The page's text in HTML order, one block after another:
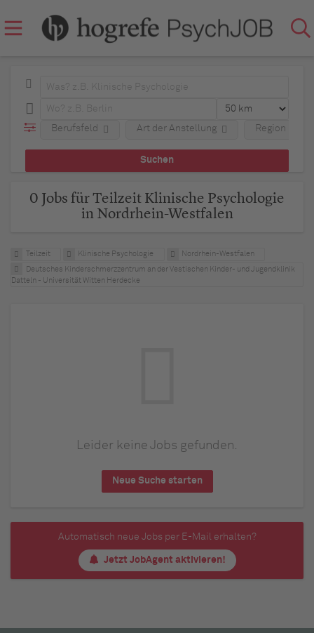
Berufsfeld Art der Anstellung Region
0 Jobs für Teilzeit Klinische Psychologie
in Nordrhein-Westfalen
Teilzeit Klinische Psychologie
Nordrhein-Westfalen
Deutsches Kinderschmerzzentrum an der Vestischen Kinder- und Jugendklinik
Datteln - Universität Witten Herdecke
Leider keine Jobs gefunden.
Neue Suche starten
Automatisch neue Jobs per E-Mail erhalten?
Jetzt JobAgent aktivieren!